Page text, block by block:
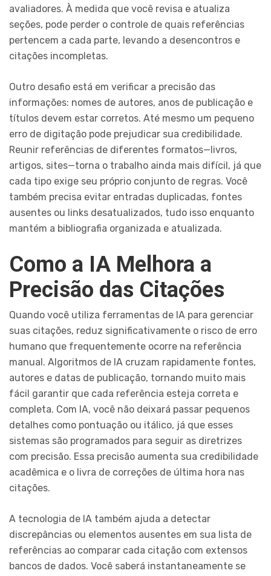
avaliadores. À medida que você revisa e atualiza
seções, pode perder o controle de quais referências
pertencem a cada parte, levando a desencontros e
citações incompletas.
Outro desafio está em verificar a precisão das
informações: nomes de autores, anos de publicação e
títulos devem estar corretos. Até mesmo um pequeno
erro de digitação pode prejudicar sua credibilidade.
Reunir referências de diferentes formatos—livros,
artigos, sites—torna o trabalho ainda mais difícil, já que
cada tipo exige seu próprio conjunto de regras. Você
também precisa evitar entradas duplicadas, fontes
ausentes ou links desatualizados, tudo isso enquanto
mantém a bibliografia organizada e atualizada.
Como a IA Melhora a
Precisão das Citações
Quando você utiliza ferramentas de IA para gerenciar
suas citações, reduz significativamente o risco de erro
humano que frequentemente ocorre na referência
manual. Algoritmos de IA cruzam rapidamente fontes,
autores e datas de publicação, tornando muito mais
fácil garantir que cada referência esteja correta e
completa. Com IA, você não deixará passar pequenos
detalhes como pontuação ou itálico, já que esses
sistemas são programados para seguir as diretrizes
com precisão. Essa precisão aumenta sua credibilidade
acadêmica e o livra de correções de última hora nas
citações.
A tecnologia de IA também ajuda a detectar
discrepâncias ou elementos ausentes em sua lista de
referências ao comparar cada citação com extensos
bancos de dados. Você saberá instantaneamente se